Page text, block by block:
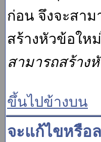
ก่อน จึงจะสา
สร้างหัวข้อให
สามารถสร้าง
ขึ้นไปข้างบน
จะแก้ไขหรือ